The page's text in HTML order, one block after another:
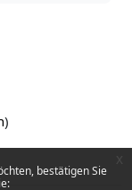
bestätigen Sie
)